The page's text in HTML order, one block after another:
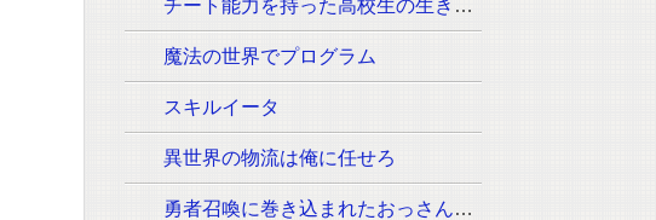
チート能力を持った高校生の生き残りをかけた長く短い七日間
魔法の世界でプログラム
スキルイータ
異世界の物流は俺に任せろ
勇者召喚に巻き込まれたおっさんはウォッシュの魔法（必須:ウィッシュのポーズ）しか使えません。